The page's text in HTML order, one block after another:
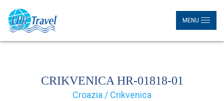
MENU
CRIKVENICA HR-01818-01
Croazia / Crikvenica